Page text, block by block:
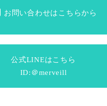
公式LINEはこちら
ID:＠merveill
お問い合わせはこちらから